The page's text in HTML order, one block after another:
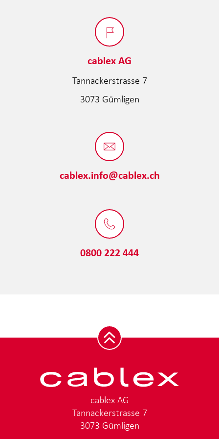
cablex AG
Tannackerstrasse 7
3073 Gümligen
cablex.info@cablex.ch
0800 222 444
cablex AG
Tannackerstrasse 7
3073 Gümligen